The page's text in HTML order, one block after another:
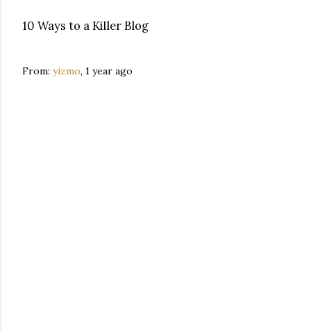
10 Ways to a Killer Blog
From: yizmo, 1 year ago